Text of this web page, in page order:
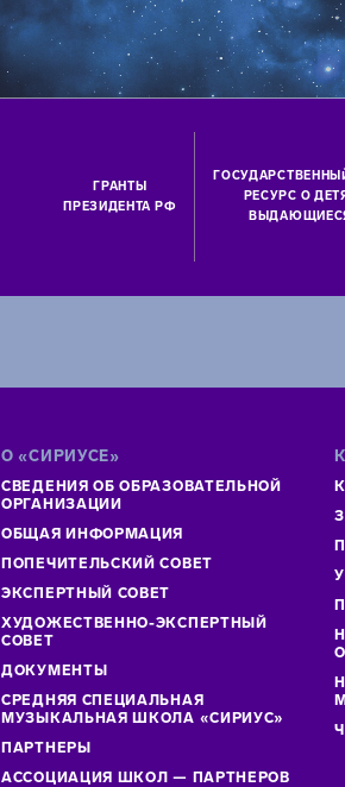
ГРАНТЫ
ПРЕЗИДЕНТА РФ
РЕСУРС О
О «СИРИУСЕ»
СВЕДЕНИЯ ОБ ОБРАЗОВАТЕЛЬНОЙ
ОРГАНИЗАЦИИ
ОБЩАЯ ИНФОРМАЦИЯ
ПОПЕЧИТЕЛЬСКИЙ СОВЕТ
ЭКСПЕРТНЫЙ СОВЕТ
ХУДОЖЕСТВЕННО-ЭКСПЕРТНЫЙ
СОВЕТ
ДОКУМЕНТЫ
СРЕДНЯЯ СПЕЦИАЛЬНАЯ
МУЗЫКАЛЬНАЯ ШКОЛА «СИРИУС»
ПАРТНЕРЫ
АССОЦИАЦИЯ ШКОЛ — ПАРТНЕРОВ